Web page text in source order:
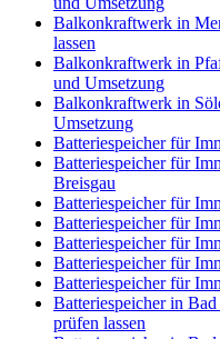
Balkonkraftwerk in
lassen
Balkonkraftwerk in
und Umsetzung
Balkonkraftwerk in
Umsetzung
Batteriespeicher für
Batteriespeicher für
Breisgau
Batteriespeicher für
Batteriespeicher für
Batteriespeicher für
Batteriespeicher für
Batteriespeicher für
Batteriespeicher in
prüfen lassen